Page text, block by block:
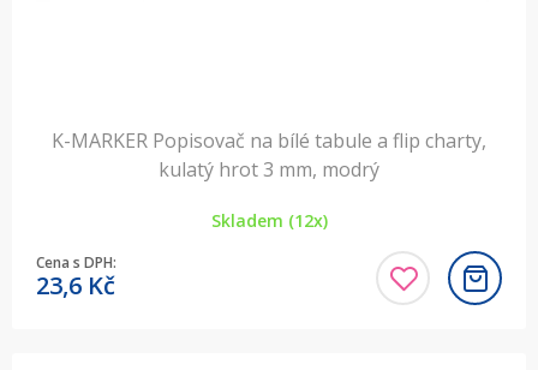
K-MARKER Popisovač na bílé tabule a flip charty,
kulatý hrot 3 mm, modrý
Skladem (12x)
Cena s DPH:
23,6 Kč